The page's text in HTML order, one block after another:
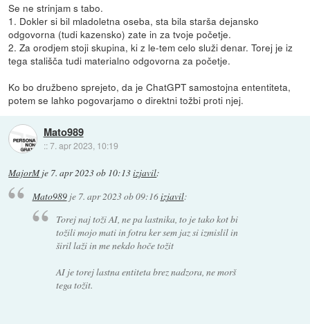
Se ne strinjam s tabo.
1. Dokler si bil mladoletna oseba, sta bila starša dejansko
odgovorna (tudi kazensko) zate in za tvoje početje.
2. Za orodjem stoji skupina, ki z le-tem celo služi denar. Torej je iz
tega stališča tudi materialno odgovorna za početje.
Ko bo družbeno sprejeto, da je ChatGPT samostojna ententiteta,
potem se lahko pogovarjamo o direktni tožbi proti njej.
Mato989
::7. apr 2023, 10:19
MajorMje 7. apr 2023 ob 10:13izjavil:
Mato989je 7. apr 2023 ob 09:16izjavil:
Torej naj toži AI, ne pa lastnika, to je tako kot bi
tožili mojo mati in fotra ker sem jaz si izmislil in
širil laži in me nekdo hoče tožit
AI je torej lastna entiteta brez nadzora, ne morš
tega tožit.